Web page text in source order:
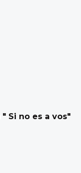
Si no es a vos"